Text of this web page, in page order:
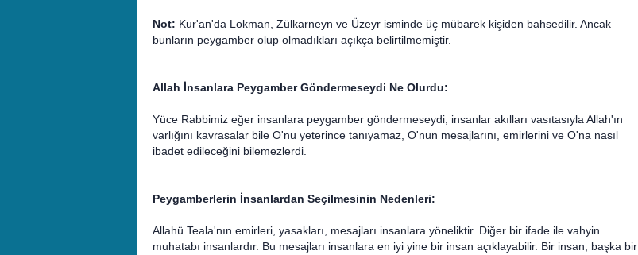
Not: Kur'an'da Lokman, Zülkarneyn ve Üzeyr isminde üç mübarek kişiden bahsedilir. Ancak
bunların peygamber olup olmadıkları açıkça belirtilmemiştir.
Allah İnsanlara Peygamber Göndermeseydi Ne Olurdu:
Yüce Rabbimiz eğer insanlara peygamber göndermeseydi, insanlar akılları vasıtasıyla Allah'ın
varlığını kavrasalar bile O'nu yeterince tanıyamaz, O'nun mesajlarını, emirlerini ve O'na nasıl
ibadet edileceğini bilemezlerdi.
Peygamberlerin İnsanlardan Seçilmesinin Nedenleri:
Allahü Teala'nın emirleri, yasakları, mesajları insanlara yöneliktir. Diğer bir ifade ile vahyin
muhatabı insanlardır. Bu mesajları insanlara en iyi yine bir insan açıklayabilir. Bir insan, başka bir